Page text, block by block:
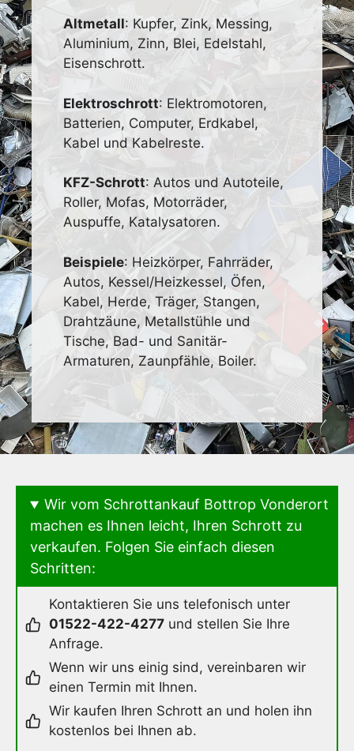
Altmetall: Kupfer, Zink, Messing,
Aluminium, Zinn, Blei, Edelstahl,
Eisenschrott.
Elektroschrott: Elektromotoren,
Batterien, Computer, Erdkabel,
Kabel und Kabelreste.
KFZ-Schrott: Autos und Autoteile,
Roller, Mofas, Motorräder,
Auspuffe, Katalysatoren.
Beispiele: Heizkörper, Fahrräder,
Autos, Kessel/Heizkessel, Öfen,
Kabel, Herde, Träger, Stangen,
Drahtzäune, Metallstühle und
Tische, Bad- und Sanitär-
Armaturen, Zaunpfähle, Boiler.
Wir vom Schrottankauf Bottrop Vonderort
machen es Ihnen leicht, Ihren Schrott zu
verkaufen. Folgen Sie einfach diesen
Schritten:
Kontaktieren Sie uns telefonisch unter
01522-422-4277 und stellen Sie Ihre
Anfrage.
Wenn wir uns einig sind, vereinbaren wir
einen Termin mit Ihnen.
Wir kaufen Ihren Schrott an und holen ihn
kostenlos bei Ihnen ab.